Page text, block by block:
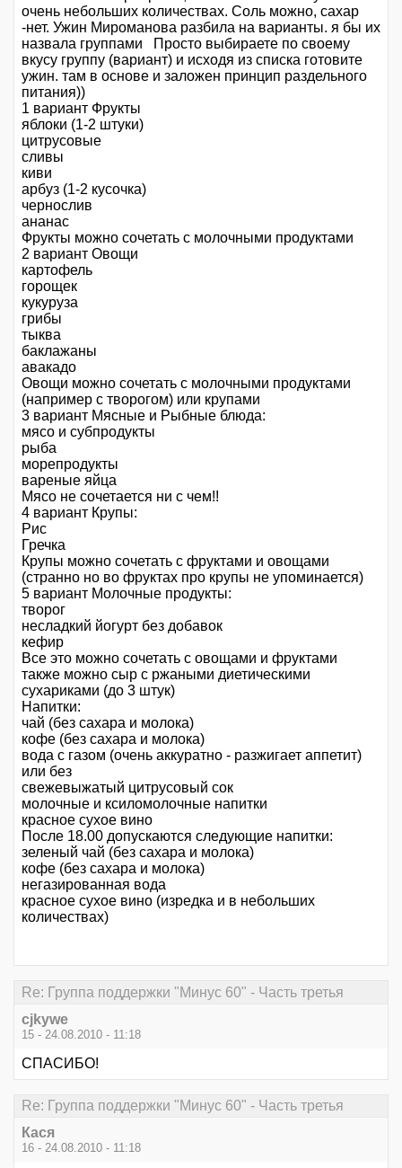
очень небольших количествах. Соль можно, сахар
-нет. Ужин Мироманова разбила на варианты. я бы их
назвала группами Просто выбираете по своему
вкусу группу (вариант) и исходя из списка готовите
ужин. там в основе и заложен принцип раздельного
питания))
1 вариант Фрукты
яблоки (1-2 штуки)
цитрусовые
сливы
киви
арбуз (1-2 кусочка)
чернослив
ананас
Фрукты можно сочетать с молочными продуктами
2 вариант Овощи
картофель
горощек
кукуруза
грибы
тыква
баклажаны
авакадо
Овощи можно сочетать с молочными продуктами
(например с творогом) или крупами
3 вариант Мясные и Рыбные блюда:
мясо и субпродукты
рыба
морепродукты
вареные яйца
Мясо не сочетается ни с чем!!
4 вариант Крупы:
Рис
Гречка
Крупы можно сочетать с фруктами и овощами
(странно но во фруктах про крупы не упоминается)
5 вариант Молочные продукты:
творог
несладкий йогурт без добавок
кефир
Все это можно сочетать с овощами и фруктами
также можно сыр с ржаными диетическими
сухариками (до 3 штук)
Напитки:
чай (без сахара и молока)
кофе (без сахара и молока)
вода с газом (очень аккуратно - разжигает аппетит)
или без
свежевыжатый цитрусовый сок
молочные и ксиломолочные напитки
красное сухое вино
После 18.00 допускаются следующие напитки:
зеленый чай (без сахара и молока)
кофе (без сахара и молока)
негазированная вода
красное сухое вино (изредка и в небольших
количествах)
Re: Группа поддержки "Минус 60" - Часть третья
cjkywe
15 - 24.08.2010 - 11:18
СПАСИБО!
Re: Группа поддержки "Минус 60" - Часть третья
Кася
16 - 24.08.2010 - 11:18